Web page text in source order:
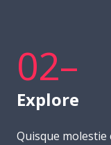
02–
Explore
Quisque